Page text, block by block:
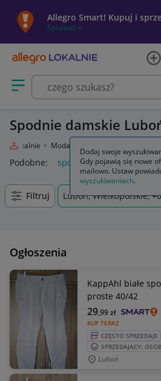
Allegro Smart! Kupuj i
Sprawdź »
Otwórz menu z kategoriami
Spodnie damskie
Lokalnie Moda
Podobne: spodnie spodnie
Filtruj Luboń, Wielkopolskie,
Ogłoszenia
KappAhl białe
proste 40/42
KUP TERAZ
29,99zł
CZĘSTO SPRZEDAJE
SPRZEDAJĄCY:
Luboń
Dodaj swoje
Gdy pojawią się nowe
mailowo. Ustaw
wyszukiwaniach.